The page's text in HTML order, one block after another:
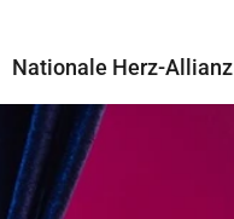
Nationale Herz-Allianz